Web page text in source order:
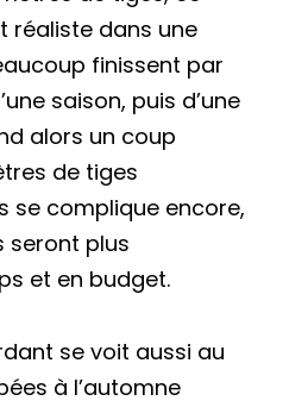
réaliste dans une
finissent par
saison, puis d’une
alors un coup
de tiges
se complique encore,
seront plus
et en budget.
se voit aussi au
à l’automne